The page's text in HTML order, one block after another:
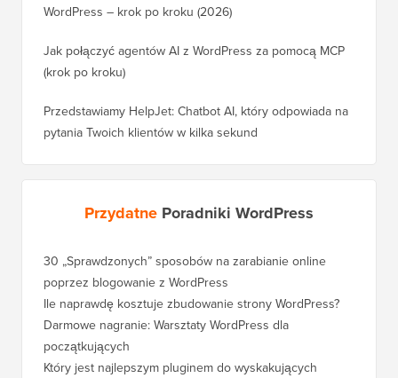
WordPress – krok po kroku (2026)
Jak połączyć agentów AI z WordPress za pomocą MCP
(krok po kroku)
Przedstawiamy HelpJet: Chatbot AI, który odpowiada na
pytania Twoich klientów w kilka sekund
Przydatne Poradniki WordPress
30 „Sprawdzonych” sposobów na zarabianie online
poprzez blogowanie z WordPress
Ile naprawdę kosztuje zbudowanie strony WordPress?
Darmowe nagranie: Warsztaty WordPress dla
początkujących
Który jest najlepszym pluginem do wyskakujących